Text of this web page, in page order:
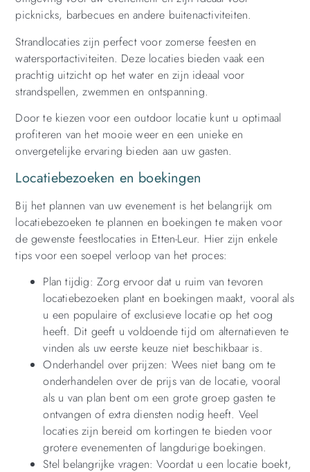
picknicks, barbecues en andere buitenactiviteiten.
Strandlocaties zijn perfect voor zomerse feesten en
watersportactiviteiten. Deze locaties bieden vaak een
prachtig uitzicht op het water en zijn ideaal voor
strandspellen, zwemmen en ontspanning.
Door te kiezen voor een outdoor locatie kunt u optimaal
profiteren van het mooie weer en een unieke en
onvergetelijke ervaring bieden aan uw gasten.
Locatiebezoeken en boekingen
Bij het plannen van uw evenement is het belangrijk om
locatiebezoeken te plannen en boekingen te maken voor
de gewenste feestlocaties in Etten-Leur. Hier zijn enkele
tips voor een soepel verloop van het proces:
Plan tijdig: Zorg ervoor dat u ruim van tevoren
locatiebezoeken plant en boekingen maakt, vooral als
u een populaire of exclusieve locatie op het oog
heeft. Dit geeft u voldoende tijd om alternatieven te
vinden als uw eerste keuze niet beschikbaar is.
Onderhandel over prijzen: Wees niet bang om te
onderhandelen over de prijs van de locatie, vooral
als u van plan bent om een grote groep gasten te
ontvangen of extra diensten nodig heeft. Veel
locaties zijn bereid om kortingen te bieden voor
grotere evenementen of langdurige boekingen.
Stel belangrijke vragen: Voordat u een locatie boekt,